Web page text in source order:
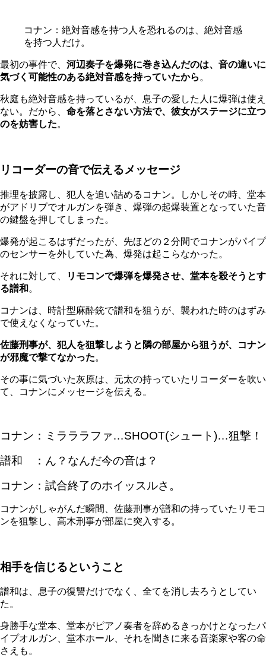
コナン：絶対音感を持つ人を恐れるのは、絶対音感
を持つ人だけ。
最初の事件で、 河辺奏子を爆発に巻き込んだのは、音の違いに
気づく可能性のある絶対音感を持っていたから。
秋庭も絶対音感を持っているが、息子の愛した人に爆弾は使え
ない。だから、 命を落とさない方法で、彼女がステージに立つ
のを妨害した。
リコーダーの音で伝えるメッセージ
推理を披露し、犯人を追い詰めるコナン。しかしその時、堂本
がアドリブでオルガンを弾き、爆弾の起爆装置となっていた音
の鍵盤を押してしまった。
爆発が起こるはずだったが、先ほどの２分間でコナンがパイプ
のセンサーを外していた為、爆発は起こらなかった。
それに対して、
リモコンで爆弾を爆発させ、堂本を殺そうとす
る譜和 。
コナンは、時計型麻酔銃で譜和を狙うが、襲われた時のはずみ
で使えなくなっていた。
佐藤刑事が、犯人を狙撃しようと隣の部屋から狙うが、コナン
が邪魔で撃てなかった。
その事に気づいた灰原は、元太の持っていたリコーダーを吹い
て、コナンにメッセージを伝える。
コナン：ミラララファ…SHOOT(シュート)…狙撃！
譜和 ：ん？なんだ今の音は？
コナン：試合終了のホイッスルさ。
コナンがしゃがんだ瞬間、佐藤刑事が譜和の持っていたリモコ
ンを狙撃し、高木刑事が部屋に突入する。
相手を信じるということ
譜和は、息子の復讐だけでなく、全てを消し去ろうとしてい
た。
身勝手な堂本、堂本がピアノ奏者を辞めるきっかけとなったパ
イプオルガン、堂本ホール、それを聞きに来る音楽家や客の命
さえも。